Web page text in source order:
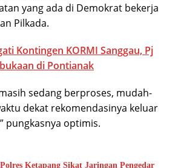
yang ada di Demokrat bekerja
Pilkada.
Kontingen KORMI Sanggau, Pj
di Pontianak
sedang berproses, mudah-
dekat rekomendasinya keluar
pungkasnya optimis.
Ketapang Sikat Jaringan Pengedar